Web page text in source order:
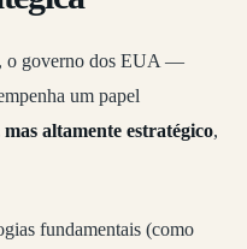
o governo dos EUA —
um papel
altamente estratégico,
fundamentais (como